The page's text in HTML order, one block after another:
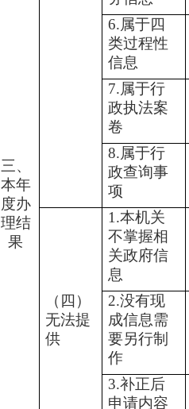
三、
本年
度办
理结
果
6.属于四
类过程性
信息
7.属于行
政执法案
卷
8.属于行
政查询事
项
（四）
无法提
供
1.本机关
不掌握相
关政府信
息
2.没有现
成信息需
要另行制
作
3.补正后
申请内容